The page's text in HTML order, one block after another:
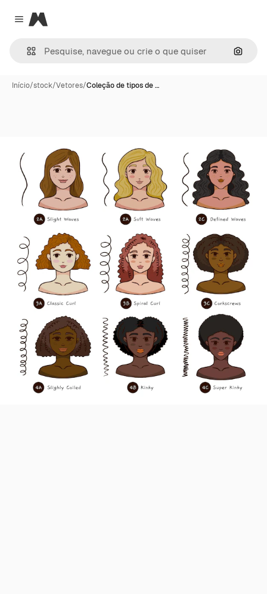
Close menu
Magnific
Início/stock/Vetores/Coleção de tipos de …